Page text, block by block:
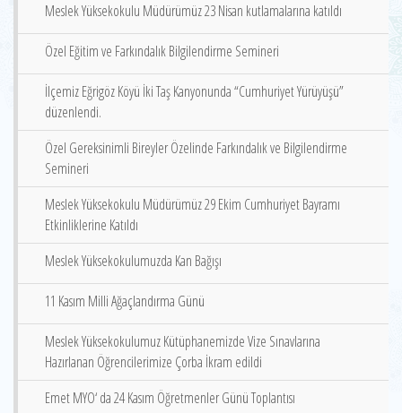
Meslek Yüksekokulu Müdürümüz 23 Nisan kutlamalarına katıldı
Özel Eğitim ve Farkındalık Bilgilendirme Semineri
İlçemiz Eğrigöz Köyü İki Taş Kanyonunda “Cumhuriyet Yürüyüşü”
düzenlendi.
Özel Gereksinimli Bireyler Özelinde Farkındalık ve Bilgilendirme
Semineri
Meslek Yüksekokulu Müdürümüz 29 Ekim Cumhuriyet Bayramı
Etkinliklerine Katıldı
Meslek Yüksekokulumuzda Kan Bağışı
11 Kasım Milli Ağaçlandırma Günü
Meslek Yüksekokulumuz Kütüphanemizde Vize Sınavlarına
Hazırlanan Öğrencilerimize Çorba İkram edildi
Emet MYO‘ da 24 Kasım Öğretmenler Günü Toplantısı